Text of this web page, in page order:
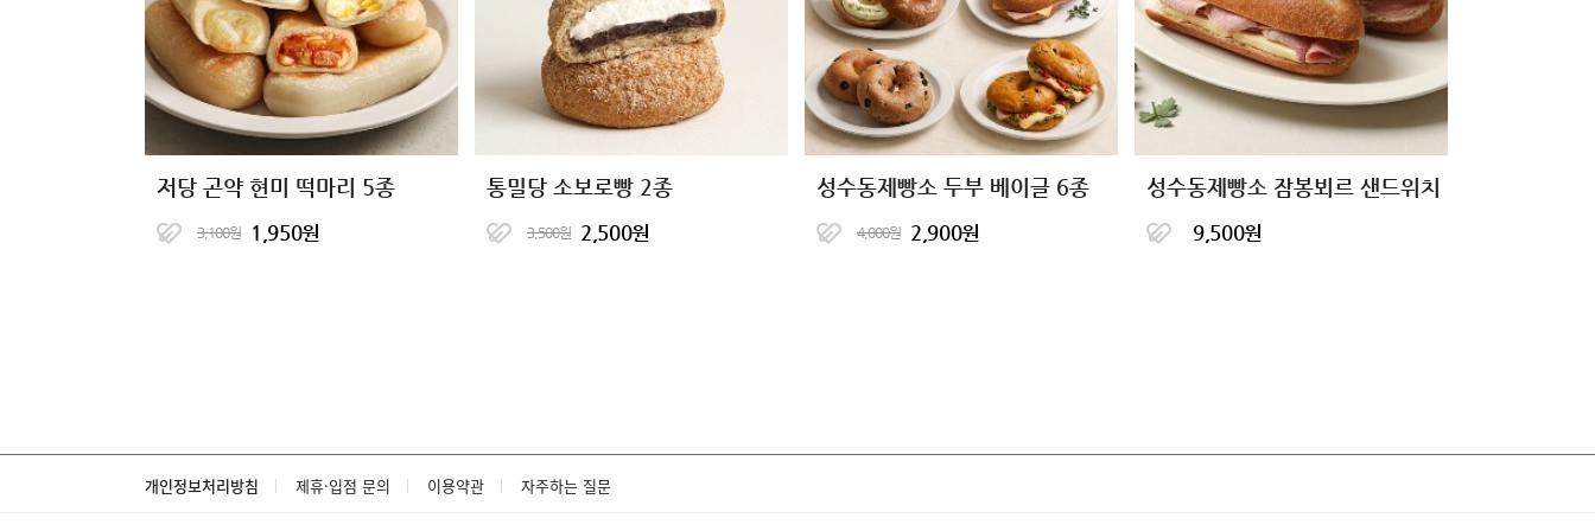
저당 곤약 현미 떡마리 5종
3,100원 1,950원
통밀당 소보로빵 2종
3,500원 2,500원
성수동제빵소 두부 베이글 6종
4,000원 2,900원
성수동제빵소 잠봉뵈르 샌드위치
9,500원
개인정보처리방침 제휴·입점 문의 이용약관 자주하는 질문